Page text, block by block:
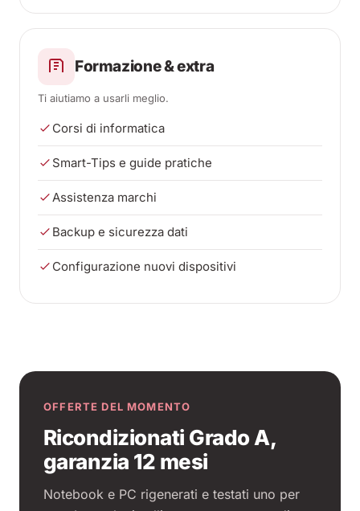
Formazione & extra
Ti aiutiamo a usarli meglio.
Corsi di informatica
Smart-Tips e guide pratiche
Assistenza marchi
Backup e sicurezza dati
Configurazione nuovi dispositivi
OFFERTE DEL MOMENTO
Ricondizionati Grado A,
garanzia 12 mesi
Notebook e PC rigenerati e testati uno per